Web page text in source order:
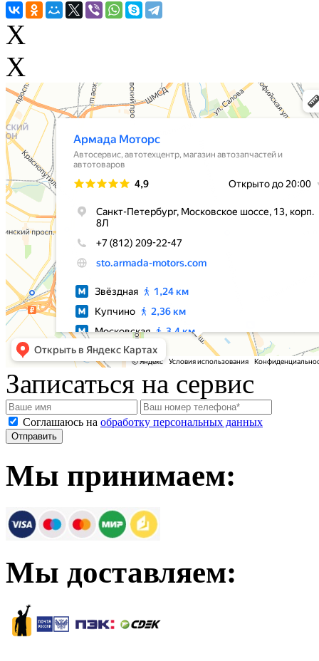
X
X
Записаться на сервис
Соглашаюсь на обработку персональных данных
Мы принимаем:
Мы доставляем: